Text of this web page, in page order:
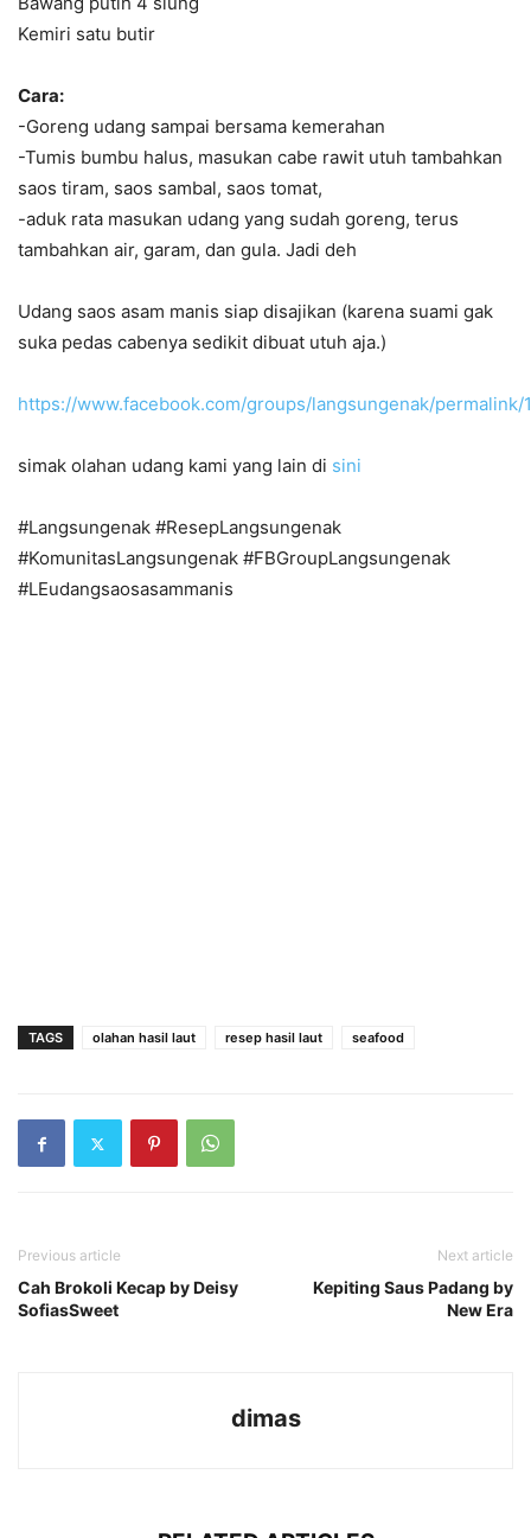
Kemiri satu butir
Cara:
-Goreng udang sampai bersama kemerahan
-Tumis bumbu halus, masukan cabe rawit utuh tambahkan
saos tiram, saos sambal, saos tomat,
-aduk rata masukan udang yang sudah goreng, terus
tambahkan air, garam, dan gula. Jadi deh
Udang saos asam manis siap disajikan (karena suami gak
suka pedas cabenya sedikit dibuat utuh aja.)
https://www.facebook.com/groups/langsungenak/
simak olahan udang kami yang lain di sini
#Langsungenak #ResepLangsungenak
#KomunitasLangsungenak #FBGroupLangsungenak
#LEudangsaosasammanis
TAGS olahan hasil laut resep hasil laut seafood
Previous article
Cah Brokoli Kecap by Deisy
SofiasSweet
Next article
Kepiting Saus Padang by
New Era
dimas